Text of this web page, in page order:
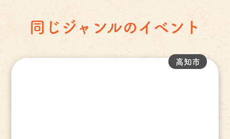
同じジャンルのイベント
高知市